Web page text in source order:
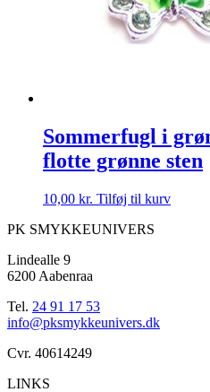
Sommerfugl i
flotte grønne sten
10,00 kr. Tilføj til kurv
PK SMYKKEUNIVERS
Lindealle 9
6200 Aabenraa
Tel. 24 91 17 53
info@pksmykkeunivers.dk
Cvr. 40614249
LINKS